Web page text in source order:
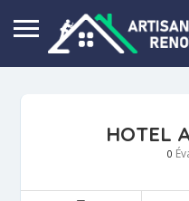
HOTEL
0